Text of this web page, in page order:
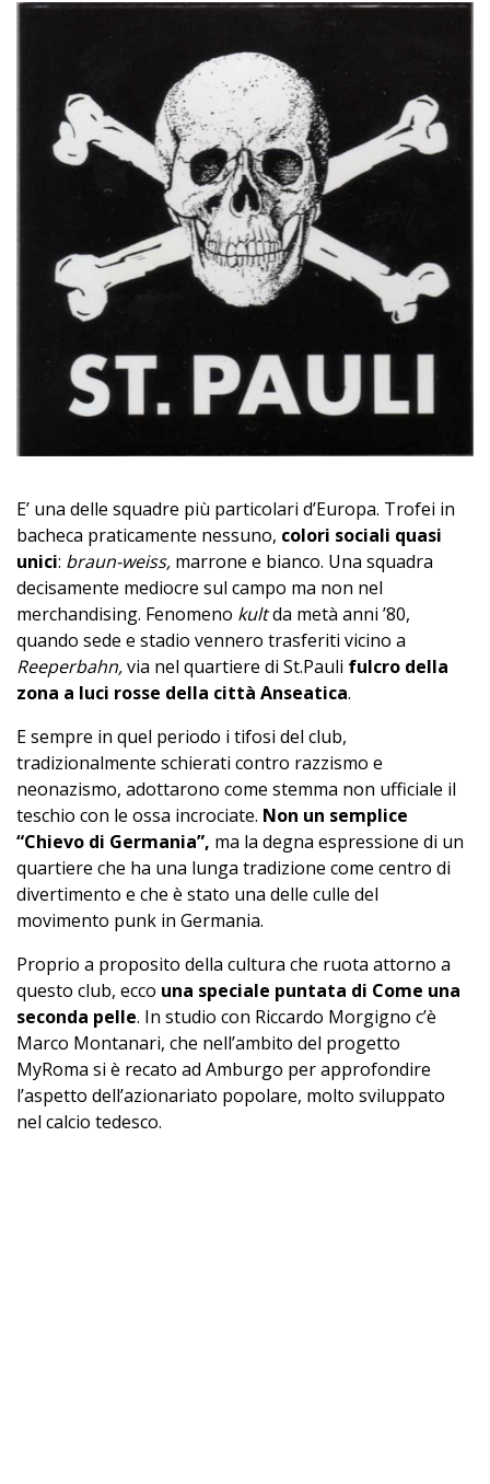
E’ una delle squadre più particolari d’Europa. Trofei in
bacheca praticamente nessuno, colori sociali quasi
unici: braun-weiss, marrone e bianco. Una squadra
decisamente mediocre sul campo ma non nel
merchandising. Fenomeno kultda metà anni ’80,
quando sede e stadio vennero trasferiti vicino a
Reeperbahn,via nel quartiere di St.Pauli fulcro della
zona a luci rosse della città Anseatica.
E sempre in quel periodo i tifosi del club,
tradizionalmente schierati contro razzismo e
neonazismo, adottarono come stemma non ufficiale il
teschio con le ossa incrociate. Non un semplice
“Chievo di Germania”, ma la degna espressione di un
quartiere che ha una lunga tradizione come centro di
divertimento e che è stato una delle culle del
movimento punk in Germania.
Proprio a proposito della cultura che ruota attorno a
questo club, ecco una speciale puntata di Come una
seconda pelle. In studio con Riccardo Morgigno c’è
Marco Montanari, che nell’ambito del progetto
MyRoma si è recato ad Amburgo per approfondire
l’aspetto dell’azionariato popolare, molto sviluppato
nel calcio tedesco.